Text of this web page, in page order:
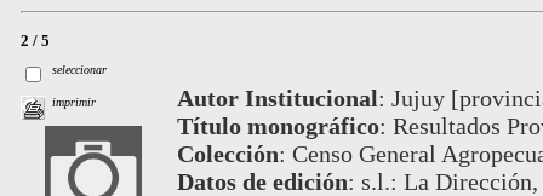
2 / 5
seleccionar
imprimir Autor Institucional: Jujuy
Título monográfico: Resultados
Colección: Censo General
Datos de edición: s.l.: La